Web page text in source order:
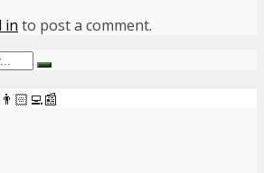
in to post a comment.